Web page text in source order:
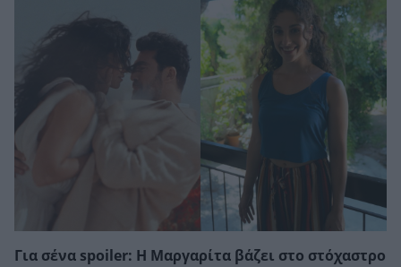
Για σένα spoiler: Η Μαργαρίτα βάζει στο στόχαστρο